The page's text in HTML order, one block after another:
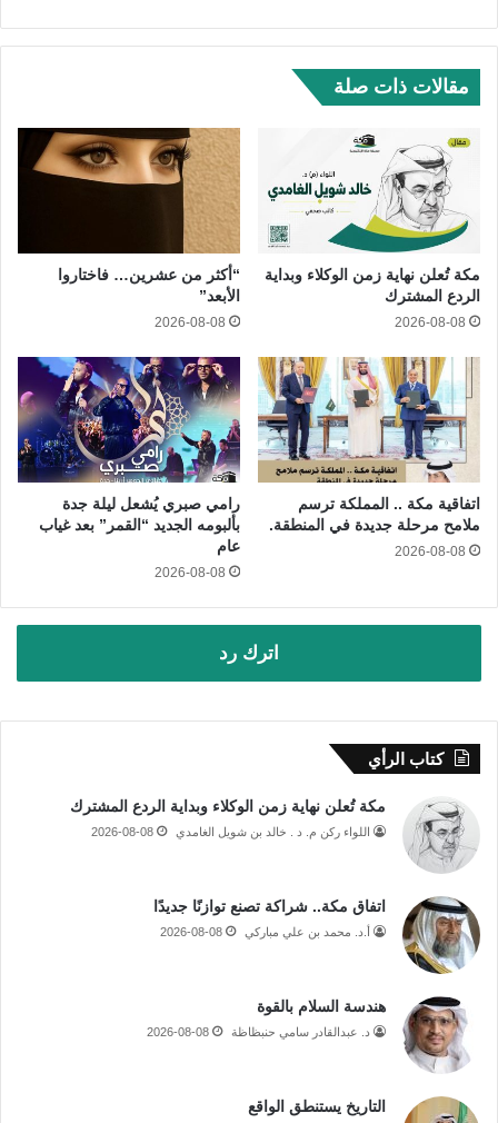
مقالات ذات صلة
مكة تُعلن نهاية زمن الوكلاء وبداية
الردع المشترك
2026-08-08
“أكثر من عشرين… فاختاروا
الأبعد”
2026-08-08
اتفاقية مكة .. المملكة ترسم
ملامح مرحلة جديدة في المنطقة.
2026-08-08
رامي صبري يُشعل ليلة جدة
بألبومه الجديد “القمر” بعد غياب
عام
2026-08-08
اترك رد
كتاب الرأي
مكة تُعلن نهاية زمن الوكلاء وبداية الردع المشترك
اللواء ركن م. د . خالد بن شويل الغامدي 2026-08-08
اتفاق مكة.. شراكة تصنع توازنًا جديدًا
أ.د. محمد بن علي مباركي 2026-08-08
هندسة السلام بالقوة
د. عبدالقادر سامي حنبظاظة 2026-08-08
التاريخ يستنطق الواقع